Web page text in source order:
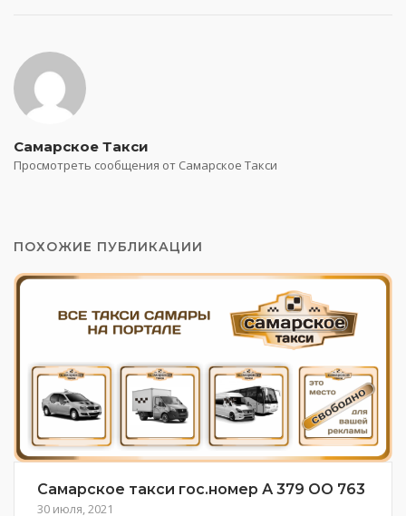
Самарское Такси
Просмотреть сообщения от Самарское Такси
ПОХОЖИЕ ПУБЛИКАЦИИ
Самарское такси гос.номер А 379 ОО 763
30 июля, 2021